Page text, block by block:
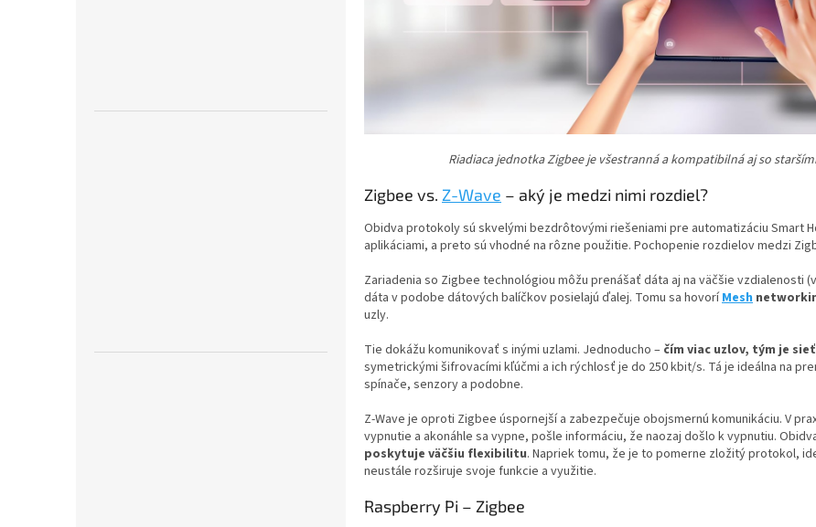
Riadiaca jednotka Zigbee je všestranná a kompatibilná aj so
Zigbee vs. Z-Wave – aký je medzi nimi rozdiel?
Obidva protokoly sú skvelými bezdrôtovými riešeniami pre automatizáciu Smart
aplikáciami, a preto sú vhodné na rôzne použitie. Pochopenie rozdielov medzi
Zariadenia so Zigbee technológiou môžu prenášať dáta aj na väčšie vzdialenosti
dáta v podobe dátových balíčkov posielajú ďalej. Tomu sa hovoríMesh
uzly.
Tie dokážu komunikovať s inými uzlami. Jednoducho – čím viac uzlov, tým je
symetrickými šifrovacími kľúčmi a ich rýchlosť je do 250 kbit/s. Tá je ideálna na
spínače, senzory a podobne.
Z-Wave je oproti Zigbee úspornejší a zabezpečuje obojsmernú komunikáciu. V
vypnutie a akonáhle sa vypne, pošle informáciu, že naozaj došlo k vypnutiu.
poskytuje väčšiu flexibilitu. Napriek tomu, že je to pomerne zložitý protokol,
neustále rozširuje svoje funkcie a využitie.
Raspberry Pi – Zigbee